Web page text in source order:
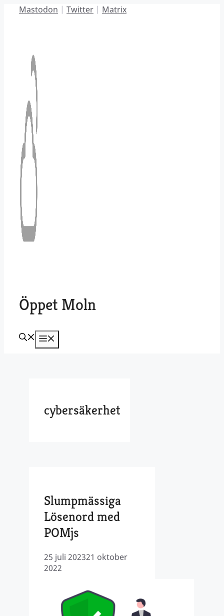
HoppaMastodon | Twitter | Matrix
Öppet Moln
cybersäkerhet
Slumpmässiga
Lösenord med
POMjs
25 juli 202321 oktober
2022